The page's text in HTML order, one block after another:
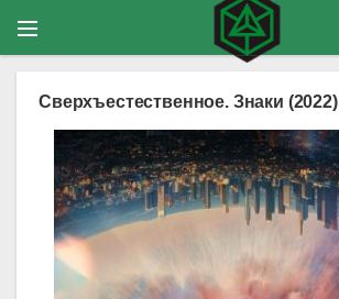
Сверхъестественное. Знаки (2022)